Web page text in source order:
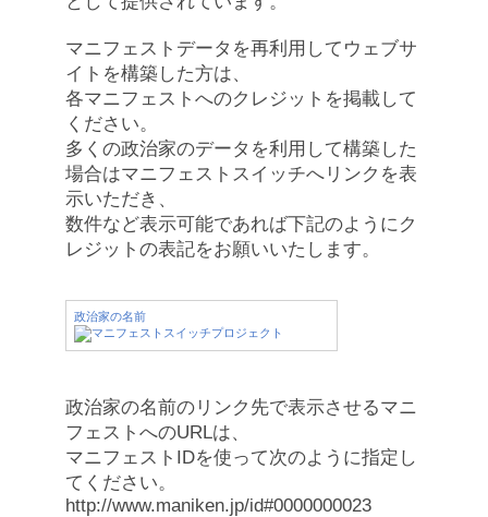
マニフェストデータを再利用してウェブサ
イトを構築した方は、
各マニフェストへのクレジットを掲載して
ください。
多くの政治家のデータを利用して構築した
場合はマニフェストスイッチへリンクを表
示いただき、
数件など表示可能であれば下記のようにク
レジットの表記をお願いいたします。
政治家の名前
政治家の名前のリンク先で表示させるマニ
フェストへのURLは、
マニフェストIDを使って次のように指定し
てください。
http://www.maniken.jp/id#0000000023